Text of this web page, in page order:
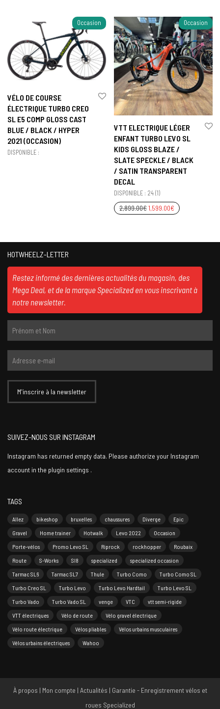
Occasion
VÉLO DE COURSE
ÉLECTRIQUE TURBO CREO
SL E5 COMP GLOSS CAST
BLUE / BLACK / HYPER
2021 (OCCASION)
DISPONIBLE :
Occasion
VTT ELECTRIQUE LÉGER
ENFANT TURBO LEVO SL
KIDS GLOSS BLAZE /
SLATE SPECKLE / BLACK
/ SATIN TRANSPARENT
DECAL
DISPONIBLE : 24 (1)
2,899.00€1,599.00€
HOTWHEELZ-LETTER
Restez informé des dernières actualités du magasin, des
Mega Deal, et de la marque Specialized en vous inscrivant à
notre newsletter.
SUIVEZ-NOUS SUR INSTAGRAM
Instagram has returned empty data. Please authorize your Instagram
account in the plugin settings .
TAGS
Allez bikeshop bruxelles chaussures Diverge
Epic
Gravel
Home trainer Hotwalk Levo 2022
Occasion
Porte-vélos
Promo Levo SL Riprock rockhopper
Roubaix
Route
S-Works Sl8 specialized
specialized occasion
Tarmac SL6
Tarmac SL7 Thule Turbo Como
Turbo Como SL
Turbo Creo SL
Turbo Levo Turbo Levo Hardtail
Turbo Levo SL
Turbo Vado
Turbo Vado SL venge VTC
vtt semi-rigide
VTT électriques
Vélo de route
Vélo gravel électrique
Vélo route électrique
Vélos pliables
Vélos urbains musculaires
Vélos urbains électriques
Wahoo
À propos | Mon compte | Actualités | Garantie - Enregistrement vélos et
roues Specialized